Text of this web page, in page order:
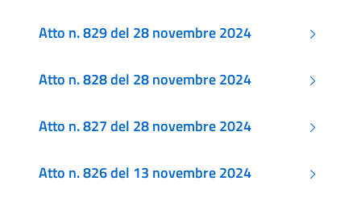
Atto n. 829 del 28 novembre 2024
Atto n. 828 del 28 novembre 2024
Atto n. 827 del 28 novembre 2024
Atto n. 826 del 13 novembre 2024